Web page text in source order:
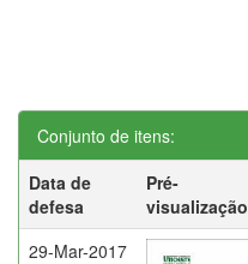
Conjunto de itens:
Data de
defesa
Pré-
visualização
29-Mar-2017